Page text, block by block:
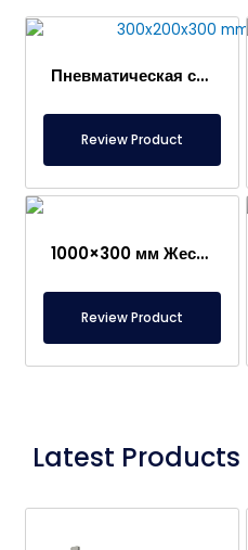
Пневматическая система транспортировки контейнеров с магнитом 300x200x300 мм с неодимовым магнитом
Review Product
1000×300 мм Жесть, Пластинчатый магнит для транспортировки коробок – Пневматический
Review Product
Latest Products